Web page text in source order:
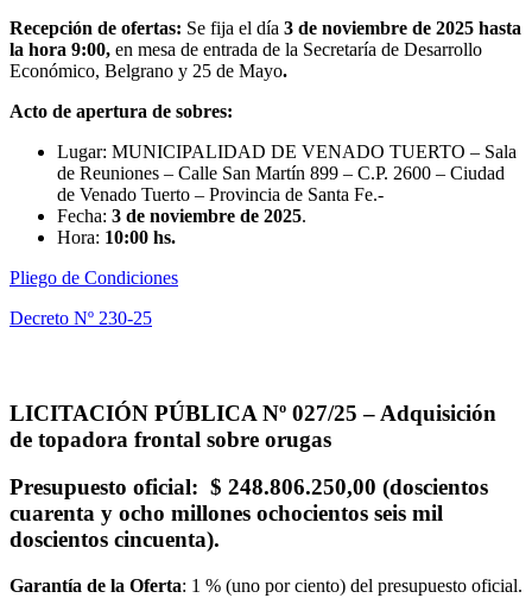
Recepción de ofertas: Se fija el día 3 de noviembre de 2025 hasta
la hora 9:00, en mesa de entrada de la Secretaría de Desarrollo
Económico, Belgrano y 25 de Mayo.
Acto de apertura de sobres:
Lugar: MUNICIPALIDAD DE VENADO TUERTO – Sala
de Reuniones – Calle San Martín 899 – C.P. 2600 – Ciudad
de Venado Tuerto – Provincia de Santa Fe.-
Fecha: 3 de noviembre de 2025.
Hora: 10:00 hs.
Pliego de Condiciones
Decreto Nº 230-25
LICITACIÓN PÚBLICA Nº 027/25 – Adquisición
de topadora frontal sobre orugas
Presupuesto oficial: $ 248.806.250,00 (doscientos
cuarenta y ocho millones ochocientos seis mil
doscientos cincuenta).
Garantía de la Oferta: 1 % (uno por ciento) del presupuesto oficial.